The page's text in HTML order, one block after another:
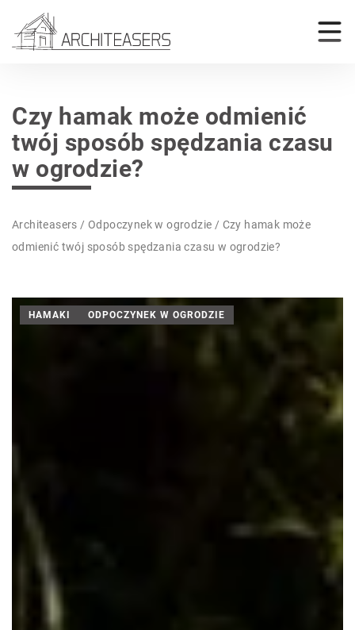
Czy hamak może odmienić
twój sposób spędzania czasu
w ogrodzie?
Architeasers / Odpoczynek w ogrodzie / Czy hamak może
odmienić twój sposób spędzania czasu w ogrodzie?
HAMAKI ODPOCZYNEK W OGRODZIE